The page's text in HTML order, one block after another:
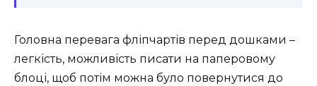
Головна перевага фліпчартів перед дошками –
легкість, можливість писати на паперовому
блоці, щоб потім можна було повернутися до